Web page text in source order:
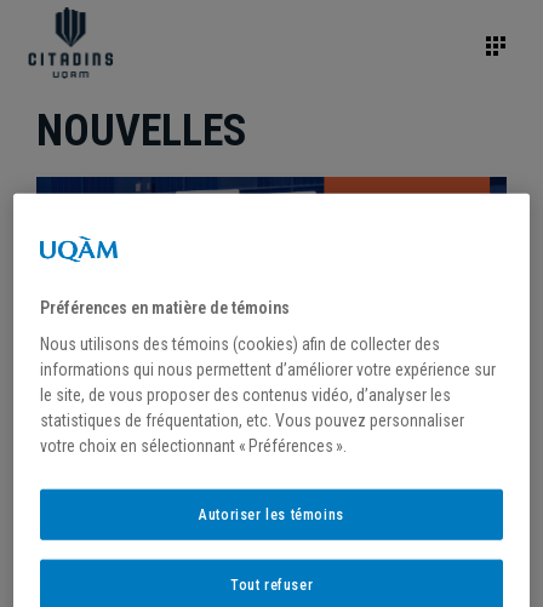
NOUVELLES
CHEERLEADING : SÉANCES DE SÉLECTION
Préférences en matière de témoins
Nous utilisons des témoins (cookies) afin de collecter des
informations qui nous permettent d’améliorer votre expérience sur
le site, de vous proposer des contenus vidéo, d’analyser les
statistiques de fréquentation, etc. Vous pouvez personnaliser
votre choix en sélectionnant « Préférences ».
Tout refuser
Autoriser les témoins